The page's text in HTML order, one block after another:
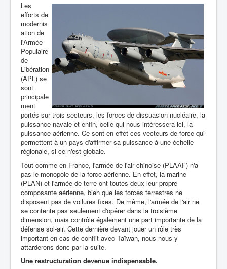
Les
efforts de
modernis
ation de
l'Armée
Populaire
de
Libération
(APL) se
sont
principale
ment
portés sur trois secteurs, les forces de dissuasion nucléaire, la
puissance navale et enfin, celle qui nous intéressera ici, la
puissance aérienne. Ce sont en effet ces vecteurs de force qui
permettent à un pays d'affirmer sa puissance à une échelle
régionale, si ce n'est globale.
Tout comme en France, l'armée de l'air chinoise (PLAAF) n'a
pas le monopole de la force aérienne. En effet, la marine
(PLAN) et l'armée de terre ont toutes deux leur propre
composante aérienne, bien que les forces terrestres ne
disposent pas de voilures fixes. De même, l'armée de l'air ne
se contente pas seulement d'opérer dans la troisième
dimension, mais contrôle également une part importante de la
défense sol-air. Cette dernière devant jouer un rôle très
important en cas de conflit avec Taïwan, nous nous y
attarderons donc par la suite.
Une restructuration devenue indispensable.